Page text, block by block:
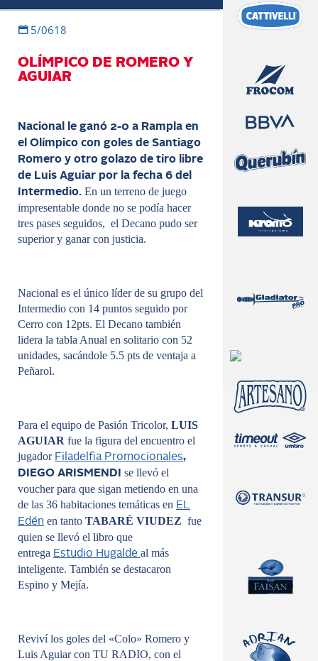
5/0618
OLÍMPICO DE ROMERO Y
AGUIAR
Nacional le ganó 2-0 a Rampla en
el Olímpico con goles de Santiago
Romero y otro golazo de tiro libre
de Luis Aguiar por la fecha 6 del
Intermedio. En un terreno de juego
impresentable donde no se podía hacer
tres pases seguidos, el Decano pudo ser
superior y ganar con justicia.
Nacional es el único líder de su grupo del
Intermedio con 14 puntos seguido por
Cerro con 12pts. El Decano también
lidera la tabla Anual en solitario con 52
unidades, sacándole 5.5 pts de ventaja a
Peñarol.
Para el equipo de Pasión Tricolor, LUIS
AGUIAR fue la figura del encuentro el
jugador Filadelfia Promocionales,
DIEGO ARISMENDI se llevó el
voucher para que sigan metiendo en una
de las 36 habitaciones temáticas en EL
Edén en tanto TABARÉ VIUDEZ fue
quien se llevó el libro que
entrega Estudio Hugalde al más
inteligente. También se destacaron
Espino y Mejía.
Reviví los goles del «Colo» Romero y
Luis Aguiar con TU RADIO, con el